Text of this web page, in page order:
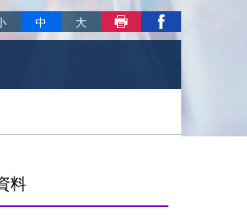
過字型切換，社群分享工具列
中 大
料